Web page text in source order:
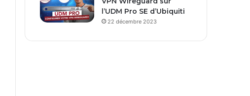
l’UDM Pro SE d’Ubiquiti
22 décembre 2023